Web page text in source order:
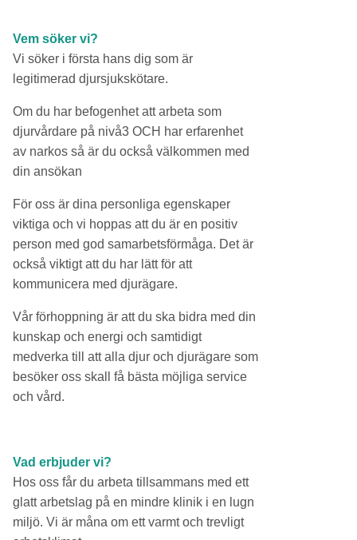
Vem söker vi?
Vi söker i första hans dig som är
legitimerad djursjukskötare.
Om du har befogenhet att arbeta som
djurvårdare på nivå3 OCH har erfarenhet
av narkos så är du också välkommen med
din ansökan
För oss är dina personliga egenskaper
viktiga och vi hoppas att du är en positiv
person med god samarbetsförmåga. Det är
också viktigt att du har lätt för att
kommunicera med djurägare.
Vår förhoppning är att du ska bidra med din
kunskap och energi och samtidigt
medverka till att alla djur och djurägare som
besöker oss skall få bästa möjliga service
och vård.
Vad erbjuder vi?
Hos oss får du arbeta tillsammans med ett
glatt arbetslag på en mindre klinik i en lugn
miljö. Vi är måna om ett varmt och trevligt